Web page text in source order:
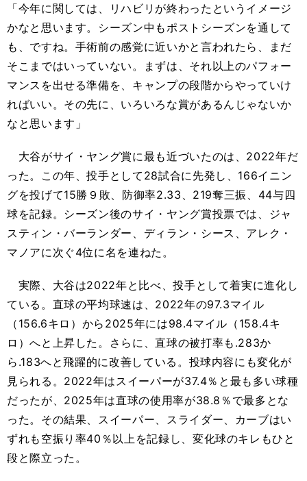
「今年に関しては、リハビリが終わったというイメージ
かなと思います。シーズン中もポストシーズンを通して
も、ですね。手術前の感覚に近いかと言われたら、まだ
そこまではいっていない。まずは、それ以上のパフォー
マンスを出せる準備を、キャンプの段階からやっていけ
ればいい。その先に、いろいろな賞があるんじゃないか
なと思います」
大谷がサイ・ヤング賞に最も近づいたのは、2022年だ
った。この年、投手として28試合に先発し、166イニン
グを投げて15勝９敗、防御率2.33、219奪三振、44与四
球を記録。シーズン後のサイ・ヤング賞投票では、ジャ
スティン・バーランダー、ディラン・シース、アレク・
マノアに次ぐ4位に名を連ねた。
実際、大谷は2022年と比べ、投手として着実に進化し
ている。直球の平均球速は、2022年の97.3マイル
（156.6キロ）から2025年には98.4マイル（158.4キ
ロ）へと上昇した。さらに、直球の被打率も.283か
ら.183へと飛躍的に改善している。投球内容にも変化が
見られる。2022年はスイーパーが37.4％と最も多い球種
だったが、2025年は直球の使用率が38.8％で最多とな
った。その結果、スイーパー、スライダー、カーブはい
ずれも空振り率40％以上を記録し、変化球のキレもひと
段と際立った。